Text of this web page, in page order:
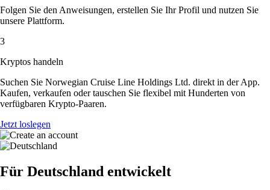
Folgen Sie den Anweisungen, erstellen Sie Ihr Profil und nutzen Sie
unsere Plattform.
3
Kryptos handeln
Suchen Sie Norwegian Cruise Line Holdings Ltd. direkt in der App.
Kaufen, verkaufen oder tauschen Sie flexibel mit Hunderten von
verfügbaren Krypto-Paaren.
Jetzt loslegen
Für Deutschland entwickelt